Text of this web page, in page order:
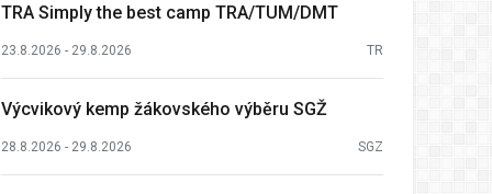
TRA Simply the best camp TRA/TUM/DMT
23.8.2026 - 29.8.2026 TR
Výcvikový kemp žákovského výběru SGŽ
28.8.2026 - 29.8.2026 SGZ